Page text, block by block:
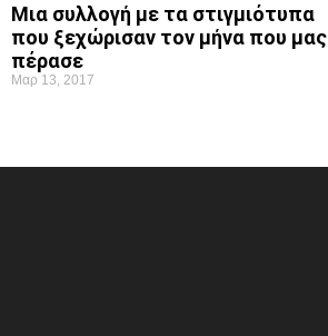
Μια συλλογή με τα στιγμιότυπα
που ξεχώρισαν τον μήνα που μας
πέρασε
Μαρ 13, 2017